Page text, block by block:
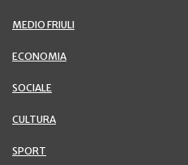
MEDIO FRIULI
ECONOMIA
SOCIALE
CULTURA
SPORT